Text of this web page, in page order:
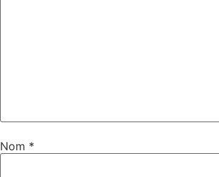
Nom *